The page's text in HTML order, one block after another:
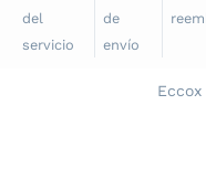
del
servicio
de
envío